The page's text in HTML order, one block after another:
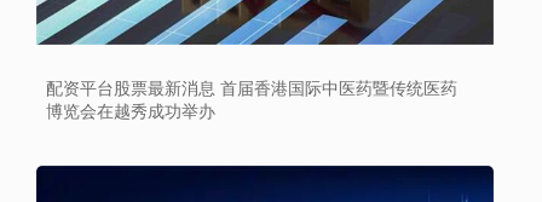
配资平台股票最新消息 首届香港国际中医药暨传统医药
博览会在越秀成功举办